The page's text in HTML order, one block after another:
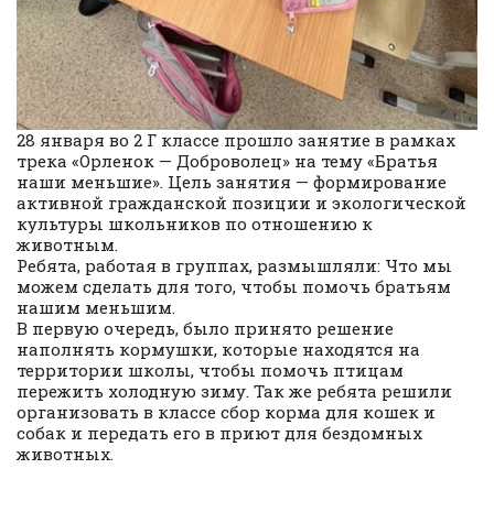
28 января во 2 Г классе прошло занятие в рамках
трека «Орленок — Доброволец» на тему «Братья
наши меньшие». Цель занятия — формирование
активной гражданской позиции и экологической
культуры школьников по отношению к
животным.
Ребята, работая в группах, размышляли: Что мы
можем сделать для того, чтобы помочь братьям
нашим меньшим.
В первую очередь, было принято решение
наполнять кормушки, которые находятся на
территории школы, чтобы помочь птицам
пережить холодную зиму. Так же ребята решили
организовать в классе сбор корма для кошек и
собак и передать его в приют для бездомных
животных.